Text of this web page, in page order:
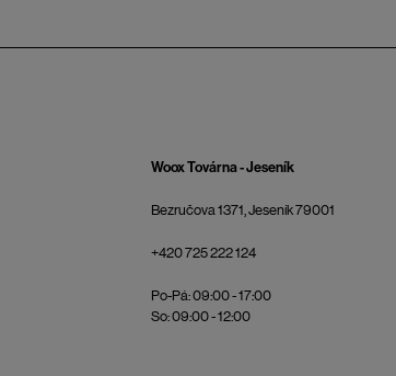
Woox Továrna - Jeseník
Bezručova 1371, Jeseník 79001
+420 725 222 124
Po-Pá: 09:00 - 17:00
So: 09:00 - 12:00